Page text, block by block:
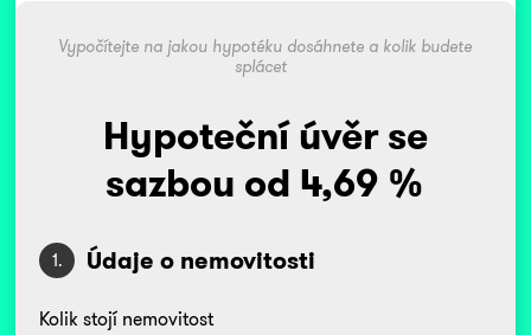
Vypočítejte na jakou hypotéku dosáhnete a kolik budete
splácet
Hypoteční úvěr se
sazbou od 4,69 %
1. Údaje o nemovitosti
Kolik stojí nemovitost